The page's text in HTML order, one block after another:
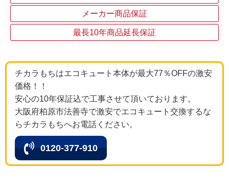
メーカー商品保証
最長10年商品延長保証
チカラもちはエコキュート本体が最大77％OFFの激安
価格！！
安心の10年保証込で工事させて頂いております。
大阪府柏原市法善寺で激安でエコキュート交換するな
らチカラもちへお電話ください。
0120-377-910